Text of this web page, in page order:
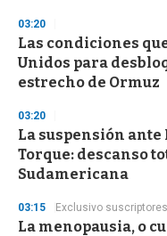
03:20
Las condiciones
Unidos para
estrecho de Ormuz
03:20
La suspensión
Torque: descanso
Sudamericana
03:15 Exclusivo suscriptores
La menopausia, o